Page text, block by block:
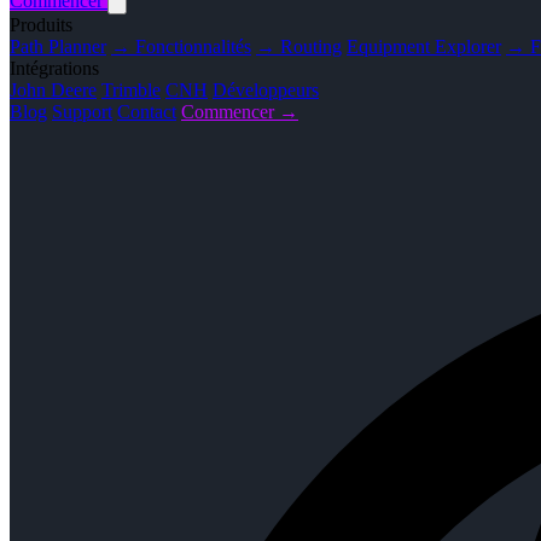
Produits
Path Planner → Fonctionnalités → Routing Equipment Explorer →
Intégrations
John Deere Trimble CNH Développeurs
Blog Support Contact Commencer →